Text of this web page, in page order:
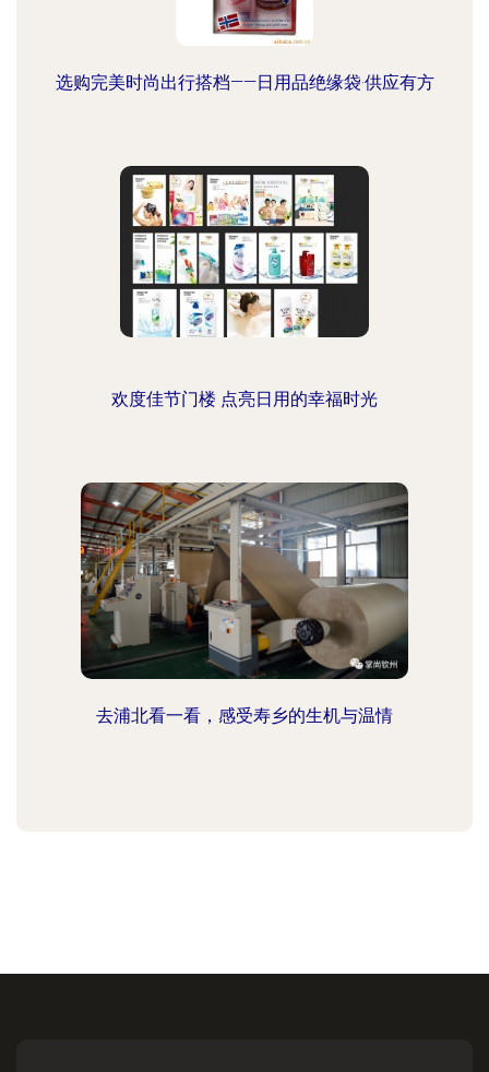
选购完美时尚出行搭档——日用品绝缘袋·供应有方
欢度佳节门楼 点亮日用的幸福时光
去浦北看一看，感受寿乡的生机与温情